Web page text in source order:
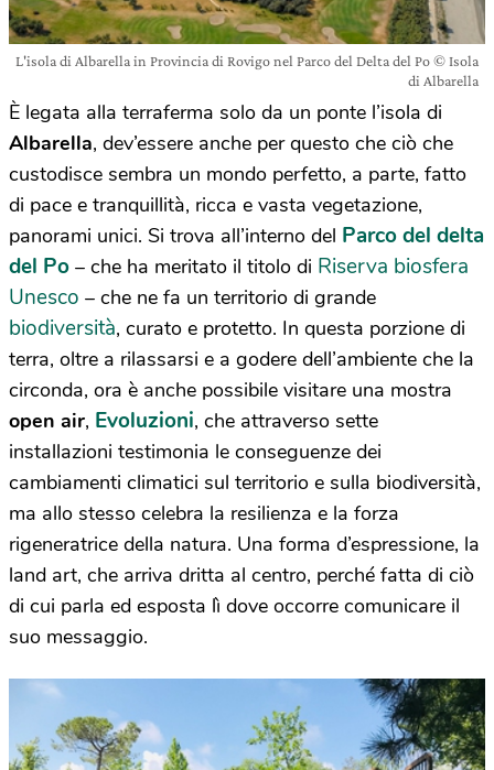
L'isola di Albarella in Provincia di Rovigo nel Parco del Delta del Po © Isola
di Albarella
È legata alla terraferma solo da un ponte l’isola di
Albarella, dev’essere anche per questo che ciò che
custodisce sembra un mondo perfetto, a parte, fatto
di pace e tranquillità, ricca e vasta vegetazione,
panorami unici. Si trova all’interno del Parco del delta
del Po – che ha meritato il titolo di Riserva biosfera
Unesco – che ne fa un territorio di grande
biodiversità, curato e protetto. In questa porzione di
terra, oltre a rilassarsi e a godere dell’ambiente che la
circonda, ora è anche possibile visitare una mostra
open air, Evoluzioni, che attraverso sette
installazioni testimonia le conseguenze dei
cambiamenti climatici sul territorio e sulla biodiversità,
ma allo stesso celebra la resilienza e la forza
rigeneratrice della natura. Una forma d’espressione, la
land art, che arriva dritta al centro, perché fatta di ciò
di cui parla ed esposta lì dove occorre comunicare il
suo messaggio.